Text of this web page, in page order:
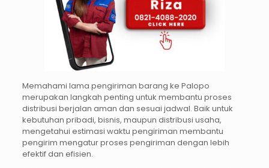
Memahami lama pengiriman barang ke Palopo
merupakan langkah penting untuk membantu proses
distribusi berjalan aman dan sesuai jadwal. Baik untuk
kebutuhan pribadi, bisnis, maupun distribusi usaha,
mengetahui estimasi waktu pengiriman membantu
pengirim mengatur proses pengiriman dengan lebih
efektif dan efisien.